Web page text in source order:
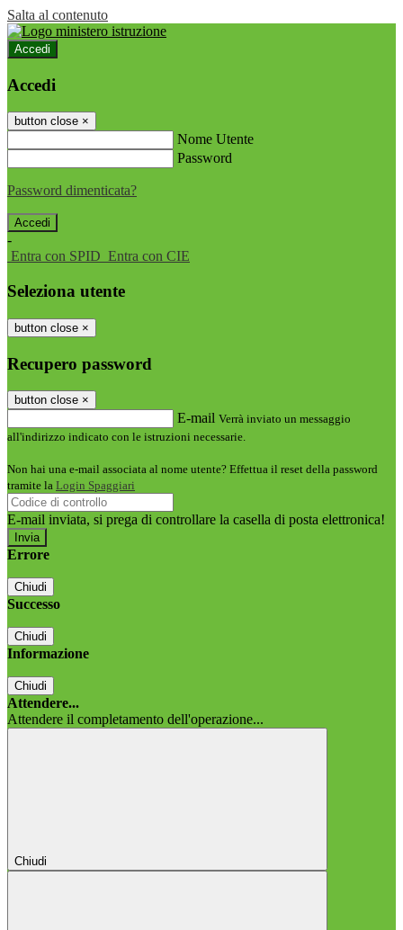
Salta al contenuto
Accedi
Accedi
button close ×
Nome Utente
Password
Password dimenticata?
-
Entra con SPID Entra con CIE
Seleziona utente
button close ×
Recupero password
button close ×
E-mail Verrà inviato un messaggio
all'indirizzo indicato con le istruzioni necessarie.
Non hai una e-mail associata al nome utente? Effettua il reset della password
tramite la Login Spaggiari
E-mail inviata, si prega di controllare la casella di posta elettronica!
Errore
Chiudi
Successo
Chiudi
Informazione
Chiudi
Attendere...
Attendere il completamento dell'operazione...
Chiudi